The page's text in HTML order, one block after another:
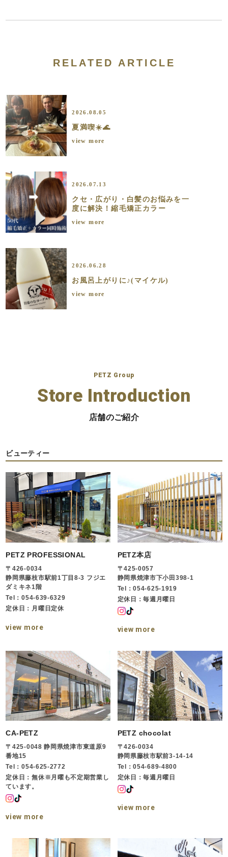
RELATED ARTICLE
2026.08.05
夏満喫☀️🌊
view more
2026.07.13
クセ・広がり・白髪のお悩みを一
度に解決！縮毛矯正カラー
view more
2026.06.28
お風呂上がりに♪(マイケル)
view more
PETZ Group
Store Introduction
店舗のご紹介
ビューティー
PETZ PROFESSIONAL
〒426-0034
静岡県藤枝市駅前1丁目8-3 フジエ
ダミキネ1階
Tel：054-639-6329
定休日：月曜日定休
view more
PETZ本店
〒425-0057
静岡県焼津市下小田398-1
Tel：054-625-1919
定休日：毎週月曜日
view more
CA-PETZ
〒425-0048 静岡県焼津市東道原9
番地15
Tel：054-625-2772
定休日：無休※月曜も不定期営業し
ています。
view more
PETZ chocolat
〒426-0034
静岡県藤枝市駅前3-14-14
Tel：054-689-4800
定休日：毎週月曜日
view more